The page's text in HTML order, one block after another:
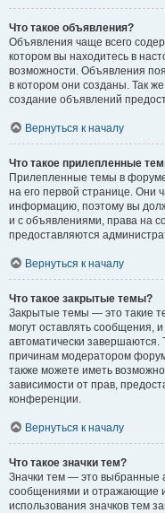
Что такое объявления?
Объявления чаще всего
котором вы находитесь в
возможности. Объявления
в котором они созданы. Так
создание объявлений
Вернуться к началу
Что такое прилепленные
Прилепленные темы в
на его первой странице. Они
информацию, поэтому вы
и с объявлениями, права на
предоставляются
Вернуться к началу
Что такое закрытые темы?
Закрытые темы — это такие
могут оставлять сообщения,
автоматически
причинам модератором
также можете иметь
зависимости от прав,
конференции.
Вернуться к началу
Что такое значки тем?
Значки тем — это выбранные
сообщениями и отражающие
использования значков тем